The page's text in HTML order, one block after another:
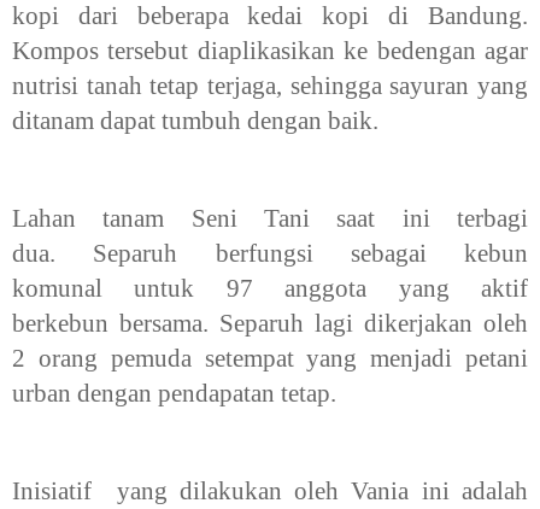
kopi dari beberapa kedai kopi di Bandung.
Kompos tersebut diaplikasikan ke bedengan agar
nutrisi tanah tetap terjaga, sehingga sayuran yang
ditanam dapat tumbuh dengan baik.
Lahan tanam Seni Tani saat ini terbagi
dua. Separuh berfungsi sebagai kebun
komunaluntuk 97 anggota yang aktif
berkebun bersama. Separuh lagi dikerjakan oleh
2 orang pemuda setempat yang menjadipetani
urban dengan pendapatan tetap.
Inisiatif yang dilakukan oleh Vania ini adalah